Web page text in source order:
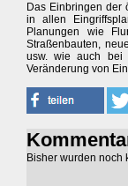
Das Einbringen der
in allen
Planungen wie
Straßenbauten,
usw. wie auch bei
Veränderung von
Bisher wurden noch